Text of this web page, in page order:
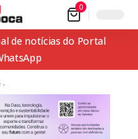
0
de notícias do Portal
-